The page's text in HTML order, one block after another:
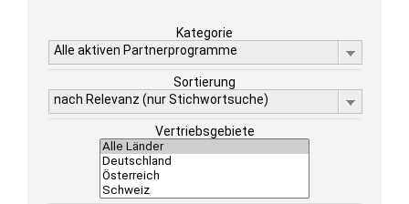
Kategorie
Alle aktiven Partnerprogramme
Sortierung
nach Relevanz (nur Stichwortsuche)
Vertriebsgebiete